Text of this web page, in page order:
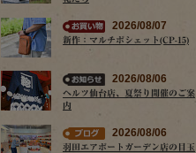
2026/08/07
新作：マルチポシェット(CP-15)
2026/08/06
ヘルツ仙台店、夏祭り開催のご案
内
2026/08/06
羽田エアポートガーデン店の目玉